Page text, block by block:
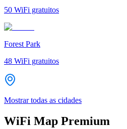
50 WiFi gratuitos
Forest Park
48 WiFi gratuitos
Mostrar todas as cidades
WiFi Map Premium